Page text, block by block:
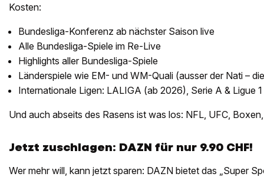
Kosten:
Bundesliga-Konferenz ab nächster Saison live
Alle Bundesliga-Spiele im Re-Live
Highlights aller Bundesliga-Spiele
Länderspiele wie EM- und WM-Quali (ausser der Nati –
Internationale Ligen: LALIGA (ab 2026), Serie A & Ligue 1
Und auch abseits des Rasens ist was los: NFL, UFC,
Jetzt zuschlagen: DAZN für nur 9.90 CHF!
Wer mehr will, kann jetzt sparen: DAZN bietet das „Super